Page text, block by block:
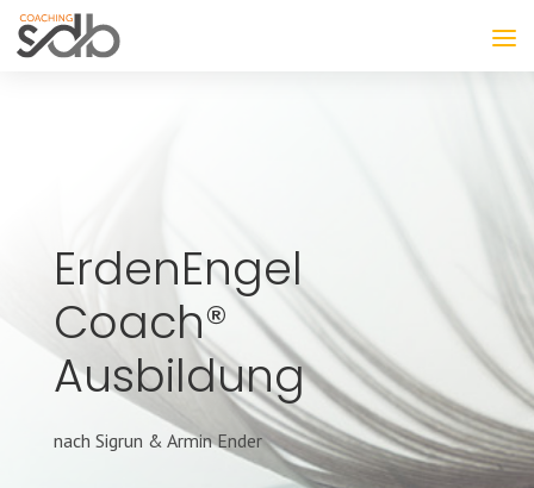
ErdenEngel
Coach®
Ausbildung
nach Sigrun & Armin Ender